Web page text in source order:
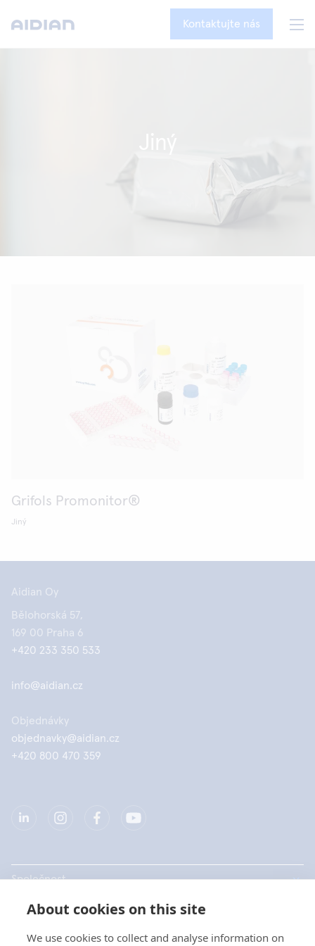
About cookies on this site
We use cookies to collect and analyse information on
Kontaktujte nás
Grifols Promonitor®
Jiný
Aidian Oy
Bělohorská 57,
169 00 Praha 6
+420 233 350 533
info@aidian.cz
Objednávky
objednavky@aidian.cz
+420 800 470 359
Společnost
Produkty